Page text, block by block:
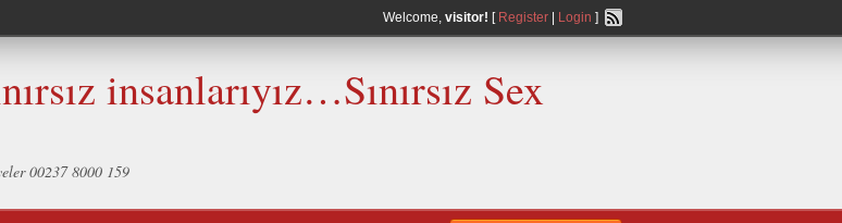
Welcome, visitor! [ Register Login ]
insanlarıyız…Sınırsız Sex
00237 8000 159